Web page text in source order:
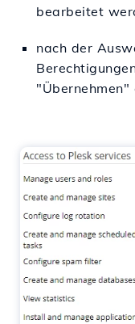
bearbeitet
nach der